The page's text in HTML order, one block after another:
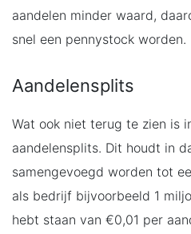
aandelen minder waard,
snel een pennystock worden.
Aandelensplits
Wat ook niet terug te zien is
aandelensplits. Dit houdt in
samengevoegd worden tot
als bedrijf bijvoorbeeld 1
hebt staan van €0,01 per